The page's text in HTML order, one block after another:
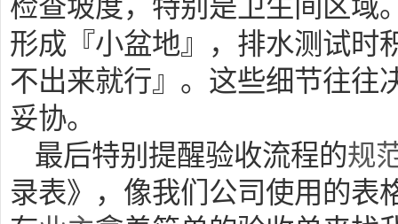
形成『小盆地』，排水测试时
不出来就行』。这些细节往往
妥协。
最后特别提醒验收流程的规
录表》，像我们公司使用的表